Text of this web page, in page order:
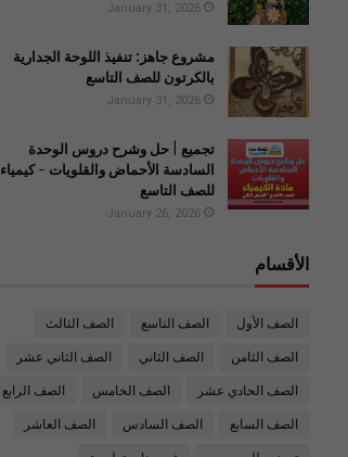
January 31, 2026
مشروع جاهز: تنفيذ اللوحة الجدارية
بالكرتون للصف التاسع
January 31, 2026
تجميع | حل وشرح دروس الوحدة
السادسة الأحماض والقلويات - كيمياء
للصف التاسع
January 26, 2026
الأقسام
الصف الأول الصف التاسع الصف الثالث
الصف الثامن الصف الثاني الصف الثاني عشر
الصف الحادي عشر الصف الخامس الصف الرابع
الصف السابع الصف السادس الصف العاشر